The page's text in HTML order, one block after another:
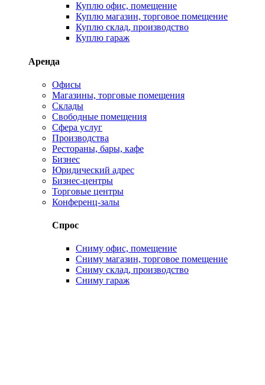
Куплю офис, помещение
Куплю магазин, торговое помещение
Куплю склад, производство
Куплю гараж
Аренда
Офисы
Магазины, торговые помещения
Склады
Свободные помещения
Сфера услуг
Производства
Рестораны, бары, кафе
Бизнес
Юридический адрес
Бизнес-центры
Торговые центры
Конференц-залы
Спрос
Сниму офис, помещение
Сниму магазин, торговое помещение
Сниму склад, производство
Сниму гараж